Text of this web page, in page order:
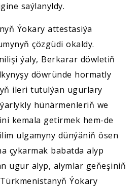
saýlanyldy.
Ýokary attestasiýa
çözgüdi okaldy.
ýaly, Berkarar döwletiň
döwründe hormatly
ileri tutulýan ugurlary
hünärmenleriň we
kemala getirmek hem-de
ulgamyny dünýäniň ösen
çykarmak babatda alyp
ugur alyp, alymlar geňeşiniň
Ýokary